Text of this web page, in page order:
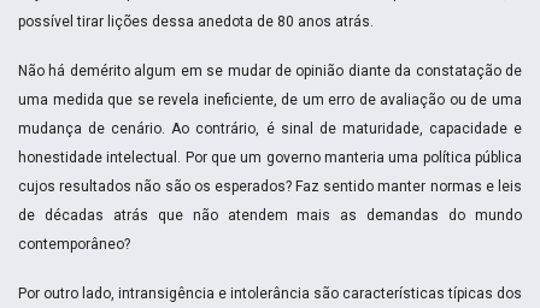
possível tirar lições dessa anedota de 80 anos atrás.
Não há demérito algum em se mudar de opinião diante da constatação de
uma medida que se revela ineficiente, de um erro de avaliação ou de uma
mudança de cenário. Ao contrário, é sinal de maturidade, capacidade e
honestidade intelectual. Por que um governo manteria uma política pública
cujos resultados não são os esperados? Faz sentido manter normas e leis
de décadas atrás que não atendem mais as demandas do mundo
contemporâneo?
Por outro lado, intransigência e intolerância são características típicas dos